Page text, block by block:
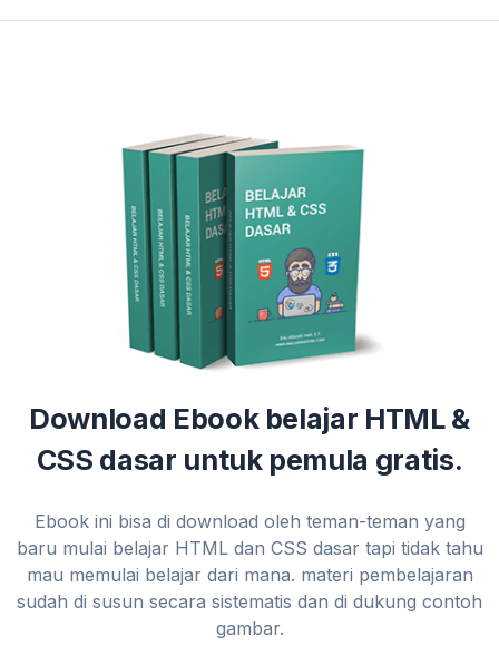
Download Ebook belajar HTML &
CSS dasar untuk pemula gratis.
Ebook ini bisa di download oleh teman-teman yang
baru mulai belajar HTML dan CSS dasar tapi tidak tahu
mau memulai belajar dari mana. materi pembelajaran
sudah di susun secara sistematis dan di dukung contoh
gambar.